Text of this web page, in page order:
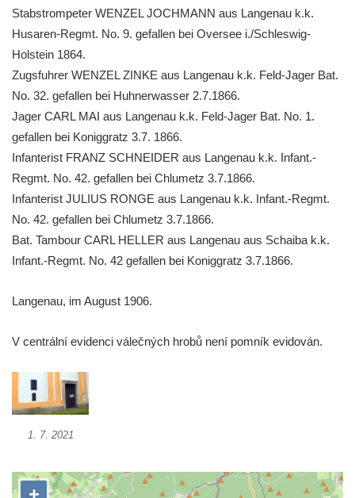
u kostela svatého Václava ve Velešíně
Pamětní deska 240 MILES TO FREEDOM u
pomníku obětem válek na náměstí J. V.
Kamarýta ve Velešíně
Pomník obětem 1. a 2. světové války na
náměstí J. V. Kamarýta ve Velešíně
Pomník obětem 1. a 2. světové války v
Římově
Hrob Petera Korgera a Petra Štindla na
Pomník obětem 1. světové války v Dolním
Předoníně
Pamětní deska obětem 1. světové války v
Kenotaf Pepiho Meisela na hřbitově v
Kenotaf Leopolda Malata na hřbitově v
Dolním Podluží
Kenotaf Antona Klause na hřbitově v
Kenotaf Heinricha Klause na hřbitově v
Stabstrompeter WENZEL JOCHMANN aus Langenau k.k.
Husaren-Regmt. No. 9. gefallen bei Oversee i./Schleswig-
Holstein 1864.
Zugsfuhrer WENZEL ZINKE aus Langenau k.k. Feld-Jager Bat.
No. 32. gefallen bei Huhnerwasser 2.7.1866.
Jager CARL MAI aus Langenau k.k. Feld-Jager Bat. No. 1.
gefallen bei Koniggratz 3.7. 1866.
Infanterist FRANZ SCHNEIDER aus Langenau k.k. Infant.-
Regmt. No. 42. gefallen bei Chlumetz 3.7.1866.
Infanterist JULIUS RONGE aus Langenau k.k. Infant.-Regmt.
No. 42. gefallen bei Chlumetz 3.7.1866.
Bat. Tambour CARL HELLER aus Langenau aus Schaiba k.k.
Infant.-Regmt. No. 42 gefallen bei Koniggratz 3.7.1866.
Langenau, im August 1906.
V centrální evidenci válečných hrobů není pomník evidován.
1. 7. 2021